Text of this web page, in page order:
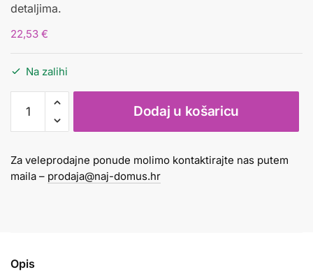
detaljima.
22,53 €
Na zalihi
silueta
leptir
Dodaj u košaricu
Za veleprodajne ponude molimo kontaktirajte nas putem
maila – prodaja@naj-domus.hr
Opis